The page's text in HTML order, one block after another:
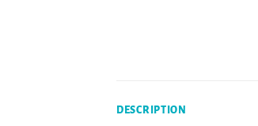
DESCRIPTION